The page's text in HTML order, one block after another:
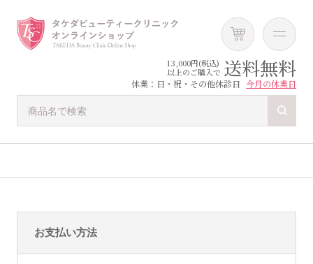
13,000円(税込)
以上のご購入で 送料無料
休業：日・祝・その他休診日 今月の休業日
お支払い方法